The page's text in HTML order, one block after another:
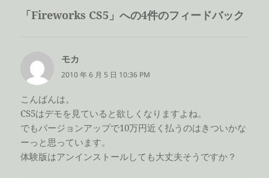
ー
「Fireworks CS5」への4件のフィードバック
モカ
り:
2010 年 6 月 5 日 10:36 PM
こんばんは。
CS5はデモを見ていると欲しくなりますよね。
でもバージョンアップで10万円近く払うのはきついかな
ーっと思っています。
体験版はアンインストールしても大丈夫そうですか？